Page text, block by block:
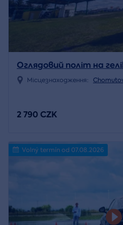
Оглядовий політ на
Місцезнаходження:
2 790 CZK
Volný termín od 07.08.2026